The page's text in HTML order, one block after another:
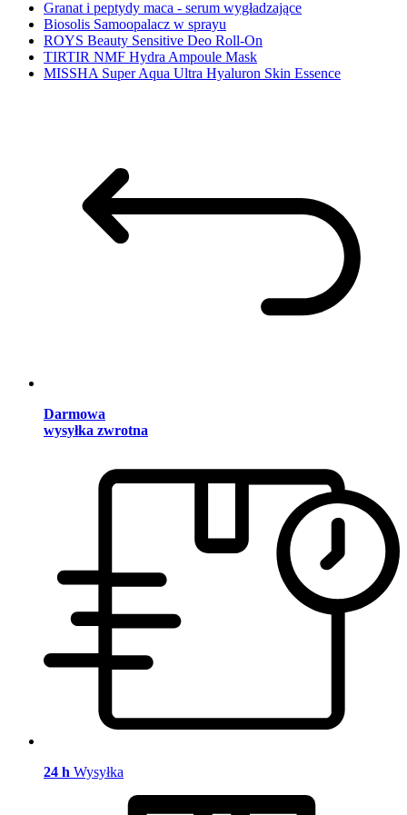
Granat i peptydy maca - serum wygładzające
Biosolis Samoopalacz w sprayu
ROYS Beauty Sensitive Deo Roll-On
TIRTIR NMF Hydra Ampoule Mask
MISSHA Super Aqua Ultra Hyaluron Skin Essence
Darmowa
wysyłka zwrotna
24 h Wysyłka